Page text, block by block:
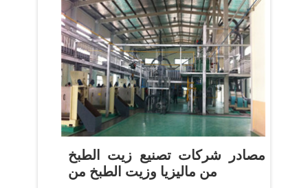
مصادر شركات تصنيع زيت الطبخ
من ماليزيا وزيت الطبخ من